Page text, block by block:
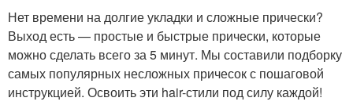
Нет времени на долгие укладки и сложные прически?
Выход есть — простые и быстрые прически, которые
можно сделать всего за 5 минут. Мы составили подборку
самых популярных несложных причесок с пошаговой
инструкцией. Освоить эти hair-стили под силу каждой!